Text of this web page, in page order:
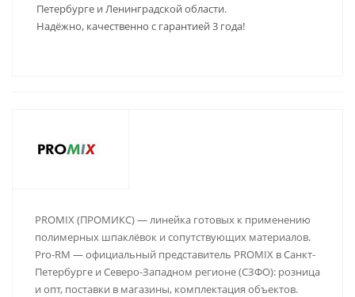
Петербурге и Ленинградской области.
Надёжно, качественно с гарантией 3 года!
PROMIX (ПРОМИКС) — линейка готовых к применению
полимерных шпаклёвок и сопутствующих материалов.
Pro-RM — официальный представитель PROMIX в Санкт-
Петербурге и Северо-Западном регионе (СЗФО): розница
и опт, поставки в магазины, комплектация объектов.